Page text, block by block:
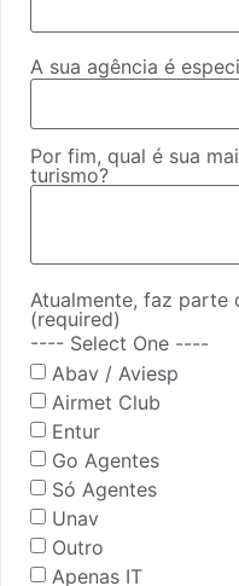
A sua agência é
Por fim, qual é sua
turismo?
Atualmente, faz parte
(required)
---- Select One ----
Abav / Aviesp
Airmet Club
Entur
Go Agentes
Só Agentes
Unav
Outro
Apenas IT